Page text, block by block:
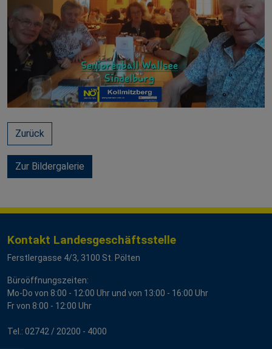
Zurück
Zur Bildergalerie
Kontakt Landesgeschäftsstelle
Ferstlergasse 4/3, 3100 St. Pölten
Büroöffnungszeiten:
Mo-Do von 8:00 - 12:00 Uhr und von 13:00 - 16:00 Uhr
Fr von 8:00 - 12:00 Uhr
Tel.: 02742 / 20200 - 4000